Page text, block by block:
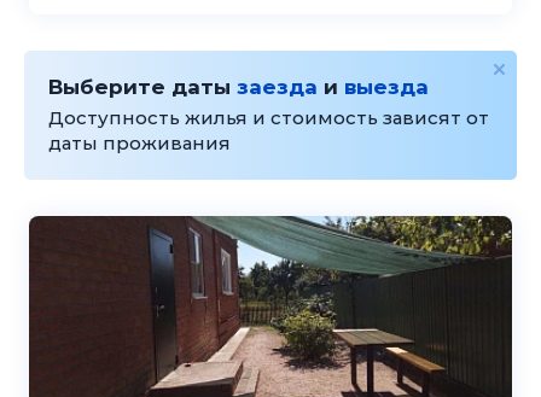
Выберите даты заезда и выезда
Доступность жилья и стоимость зависят от
даты проживания